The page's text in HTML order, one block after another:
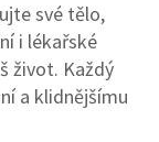
své tělo,
i lékařské
život. Každý
a klidnějšímu